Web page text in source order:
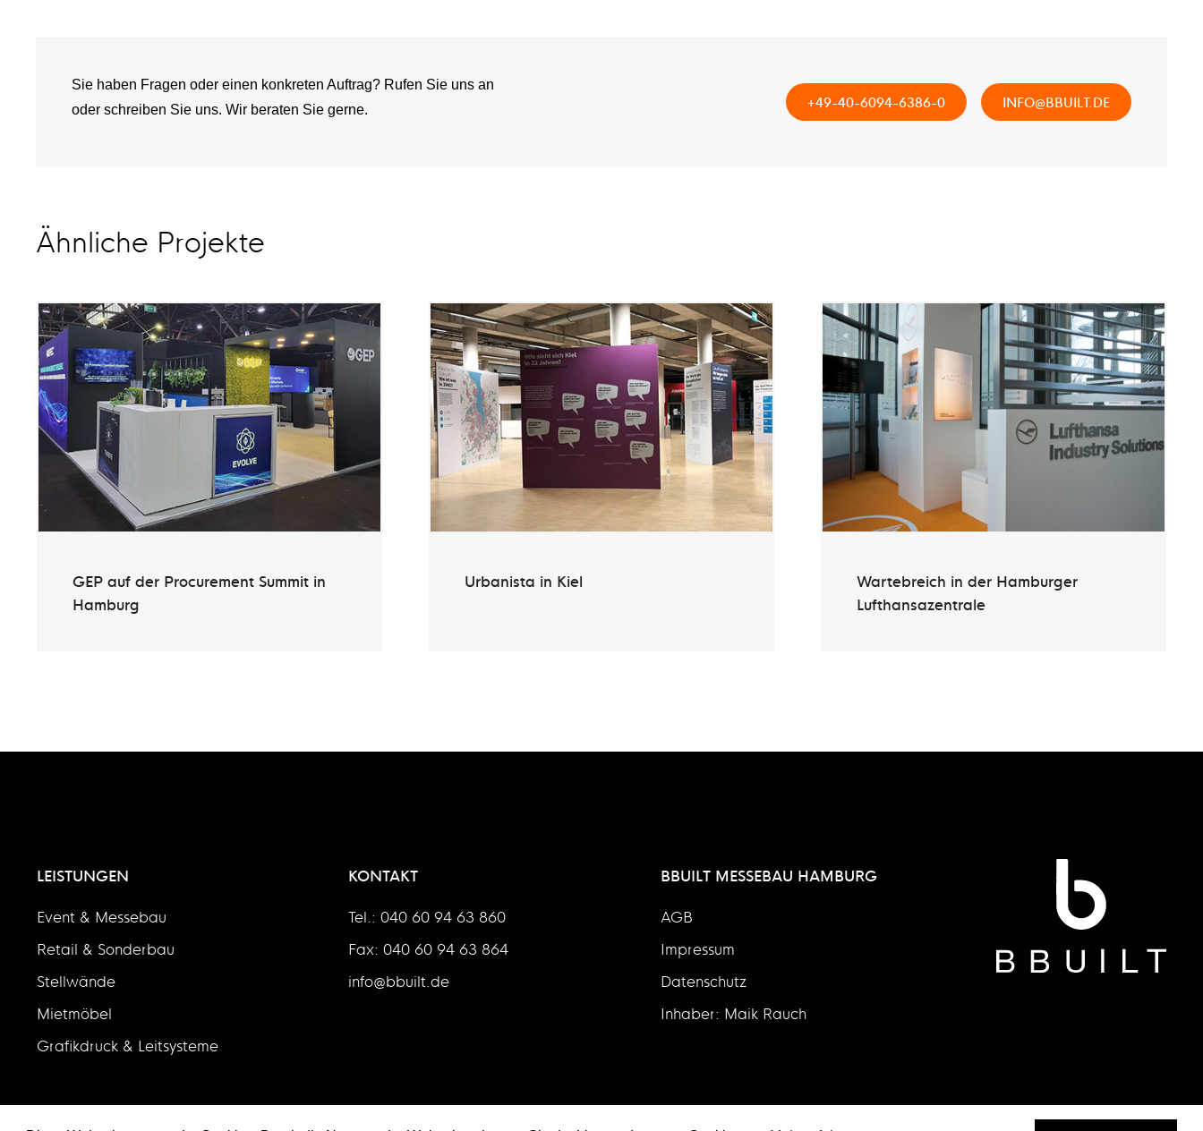
Sie haben Fragen oder einen konkreten Auftrag? Rufen Sie uns an
oder schreiben Sie uns. Wir beraten Sie gerne.
+49-40-6094-6386-0 INFO@BBUILT.DE
Ähnliche Projekte
GEP auf der Procurement Summit in
Hamburg
Urbanista in Kiel
Wartebreich in der Hamburger
Lufthansazentrale
LEISTUNGEN
Event & Messebau
Retail & Sonderbau
Stellwände
Mietmöbel
Grafikdruck & Leitsysteme
KONTAKT
Tel.: 040 60 94 63 860
Fax: 040 60 94 63 864
info@bbuilt.de
BBUILT MESSEBAU HAMBURG
AGB
Impressum
Datenschutz
Inhaber: Maik Rauch